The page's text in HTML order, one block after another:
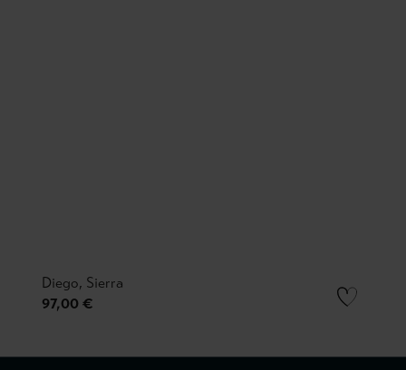
Diego, Sierra
97,00 €